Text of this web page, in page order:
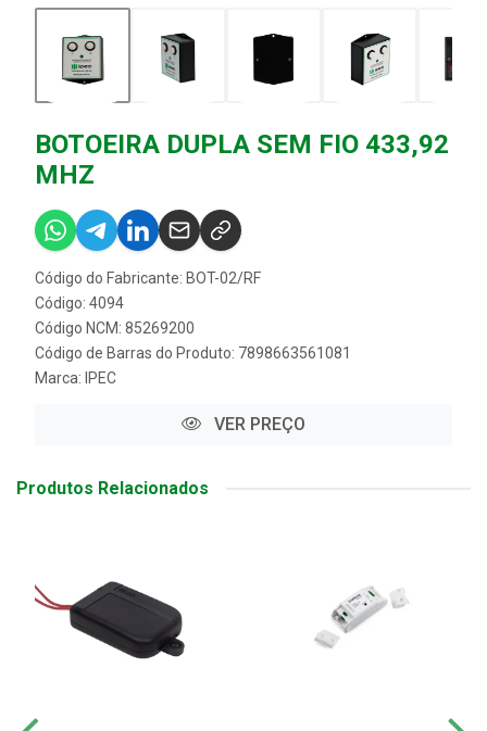
BOTOEIRA DUPLA SEM FIO 433,92
MHZ
Código do Fabricante: BOT-02/RF
Código: 4094
Código NCM: 85269200
Código de Barras do Produto: 7898663561081
Marca: IPEC
VER PREÇO
Produtos Relacionados